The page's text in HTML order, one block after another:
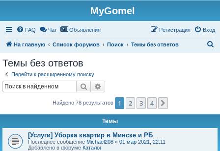
MyGomel
FAQ Чат Объявления Вход
Регистрация
На главную Список форумов Поиск Темы без ответов
Темы без ответов
Перейти к расширенному поиску
Поиск
Найдено 78 результатов 1 2 3 4
Темы
[Услуги] Уборка квартир в Минске и РБ
Последнее сообщение Michael208 « 01 мар 2021, 22:11
Добавлено в форуме Каталог